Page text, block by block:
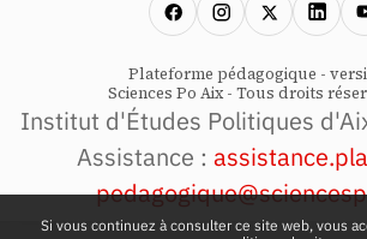
Si vous continuez à consulter ce site web, vous
Plateforme pédagogique -
Sciences Po Aix - Tous droits
Institut d'Études Politiques
Assistance :